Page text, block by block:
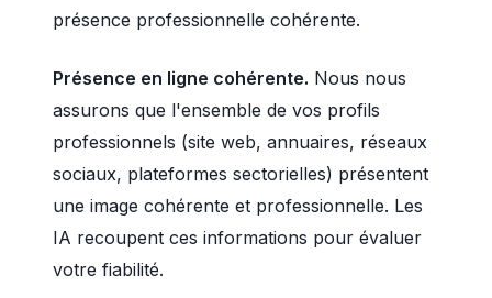
présence professionnelle cohérente.
Présence en ligne cohérente. Nous nous
assurons que l'ensemble de vos profils
professionnels (site web, annuaires, réseaux
sociaux, plateformes sectorielles) présentent
une image cohérente et professionnelle. Les
IA recoupent ces informations pour évaluer
votre fiabilité.